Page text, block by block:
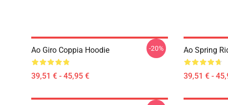
Ao Giro Coppia Hoodie
39,51 € - 45,95 €
-20% Ao Spring
39,51 € -